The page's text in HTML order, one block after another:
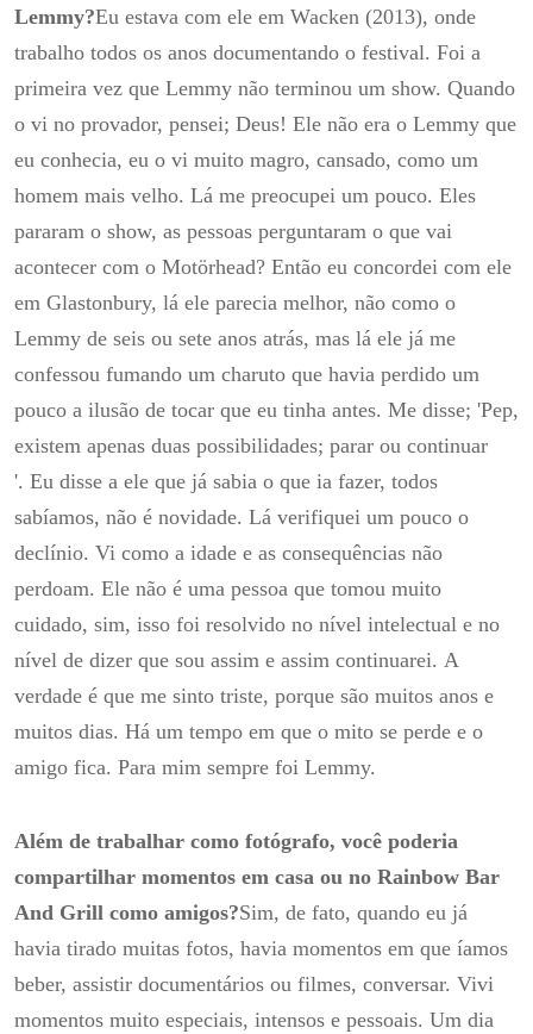
Lemmy?Eu estava com ele em Wacken (2013), onde
trabalho todos os anos documentando o festival. Foi a
primeira vez que Lemmy não terminou um show. Quando
o vi no provador, pensei; Deus! Ele não era o Lemmy que
eu conhecia, eu o vi muito magro, cansado, como um
homem mais velho. Lá me preocupei um pouco. Eles
pararam o show, as pessoas perguntaram o que vai
acontecer com o Motörhead? Então eu concordei com ele
em Glastonbury, lá ele parecia melhor, não como o
Lemmy de seis ou sete anos atrás, mas lá ele já me
confessou fumando um charuto que havia perdido um
pouco a ilusão de tocar que eu tinha antes. Me disse; 'Pep,
existem apenas duas possibilidades; parar ou continuar
'. Eu disse a ele que já sabia o que ia fazer, todos
sabíamos, não é novidade. Lá verifiquei um pouco o
declínio. Vi como a idade e as consequências não
perdoam. Ele não é uma pessoa que tomou muito
cuidado, sim, isso foi resolvido no nível intelectual e no
nível de dizer que sou assim e assim continuarei. A
verdade é que me sinto triste, porque são muitos anos e
muitos dias. Há um tempo em que o mito se perde e o
amigo fica. Para mim sempre foi Lemmy.
Além de trabalhar como fotógrafo, você poderia
compartilhar momentos em casa ou no Rainbow Bar
And Grill como amigos?Sim, de fato, quando eu já
havia tirado muitas fotos, havia momentos em que íamos
beber, assistir documentários ou filmes, conversar. Vivi
momentos muito especiais, intensos e pessoais. Um dia